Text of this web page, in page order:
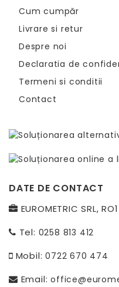
Cum cumpăr
Livrare si retur
Despre noi
Declaratia de
Termeni si conditii
Contact
DATE DE CONTACT
EUROMETRIC SRL,
Tel: 0258 813 412
Mobil:0722 670 474
Email: